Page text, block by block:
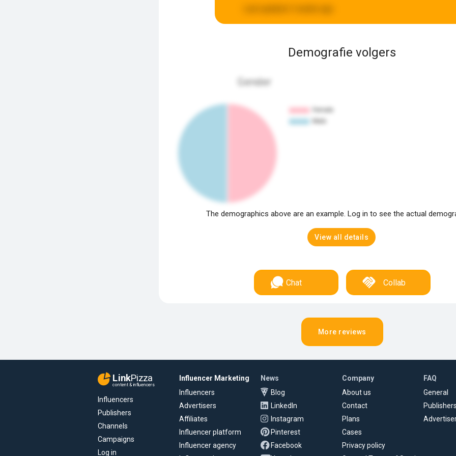
Demografie volgers
Gender
The demographics above are an example. Log in to see the actual
View all details
Chat Collab
More reviews
LinkPizza
content & influencers
Influencers
Publishers
Channels
Campaigns
Log in
Influencer Marketing
Influencers
Advertisers
Affiliates
Influencer platform
Influencer agency
News
Blog
LinkedIn
Instagram
Pinterest
Facebook
Company
About us
Contact
Plans
Cases
Privacy policy
FAQ
General
Publishers